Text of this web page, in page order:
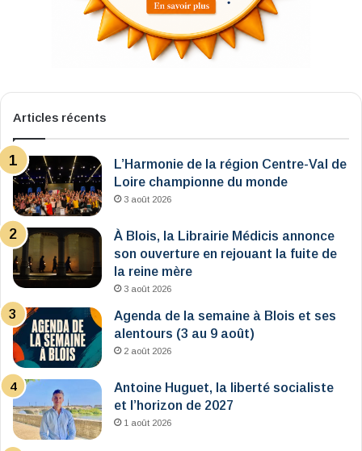
Articles récents
L’Harmonie de la région Centre-Val de
Loire championne du monde
3 août 2026
À Blois, la Librairie Médicis annonce
son ouverture en rejouant la fuite de
la reine mère
3 août 2026
Agenda de la semaine à Blois et ses
alentours (3 au 9 août)
2 août 2026
Antoine Huguet, la liberté socialiste
et l’horizon de 2027
1 août 2026